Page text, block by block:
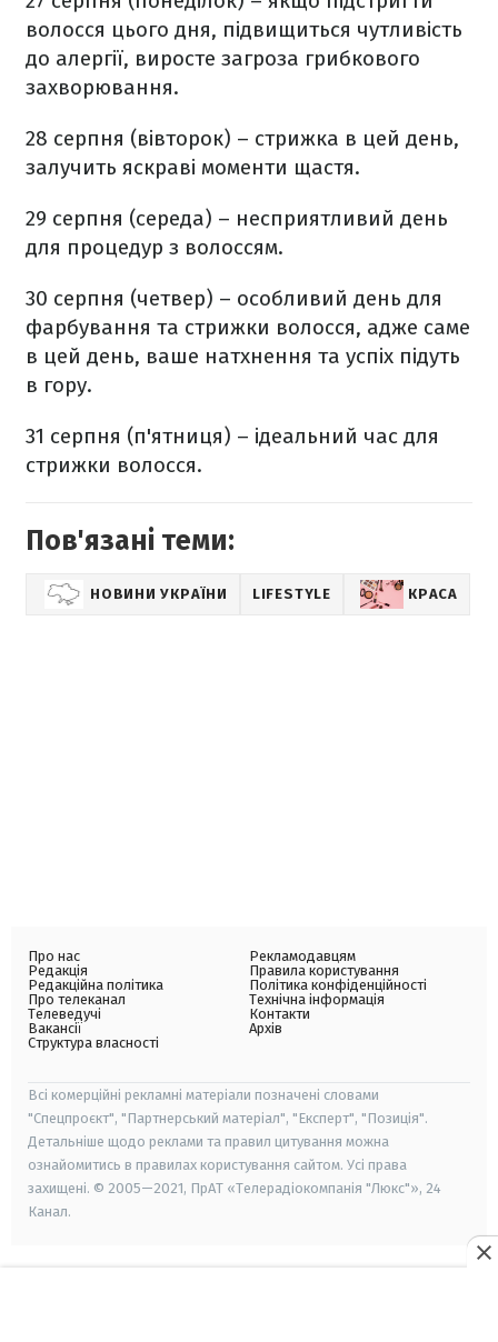
волосся цього дня, підвищиться чутливість
до алергії, виросте загроза грибкового
захворювання.
28 серпня (вівторок) – стрижка в цей день,
залучить яскраві моменти щастя.
29 серпня (середа) – несприятливий день
для процедур з волоссям.
30 серпня (четвер) – особливий день для
фарбування та стрижки волосся, адже саме
в цей день, ваше натхнення та успіх підуть
в гору.
31 серпня (п'ятниця) – ідеальний час для
стрижки волосся.
Пов'язані теми:
НОВИНИ УКРАЇНИ LIFESTYLE КРАСА
Про нас
Редакція
Редакційна політика
Про телеканал
Телеведучі
Вакансії
Структура власності
Рекламодавцям
Правила користування
Політика конфіденційності
Технічна інформація
Контакти
Архів
Всі комерційні рекламні матеріали позначені словами
"Спецпроєкт", "Партнерський матеріал", "Експерт", "Позиція".
Детальніше щодо реклами та правил цитування можна
ознайомитись в правилах користування сайтом. Усі права
захищені. © 2005—2021, ПрАТ «Телерадіокомпанія "Люкс"», 24
Канал.